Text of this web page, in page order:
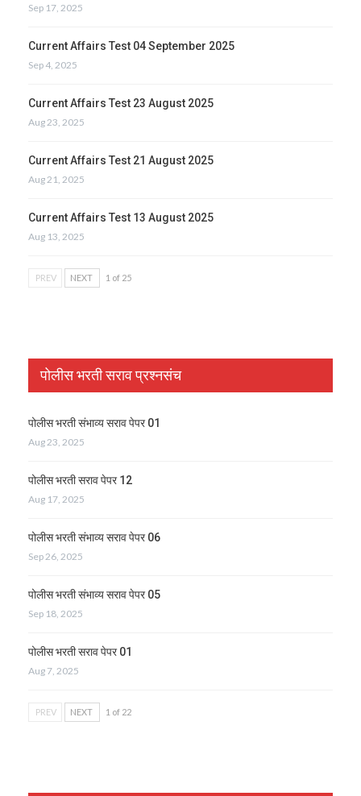
Sep 17, 2025
Current Affairs Test 04 September 2025
Sep 4, 2025
Current Affairs Test 23 August 2025
Aug 23, 2025
Current Affairs Test 21 August 2025
Aug 21, 2025
Current Affairs Test 13 August 2025
Aug 13, 2025
PREV NEXT 1 of 25
पोलीस भरती सराव प्रश्नसंच
पोलीस भरती संभाव्य सराव पेपर 01
Aug 23, 2025
पोलीस भरती सराव पेपर 12
Aug 17, 2025
पोलीस भरती संभाव्य सराव पेपर 06
Sep 26, 2025
पोलीस भरती संभाव्य सराव पेपर 05
Sep 18, 2025
पोलीस भरती सराव पेपर 01
Aug 7, 2025
PREV NEXT 1 of 22